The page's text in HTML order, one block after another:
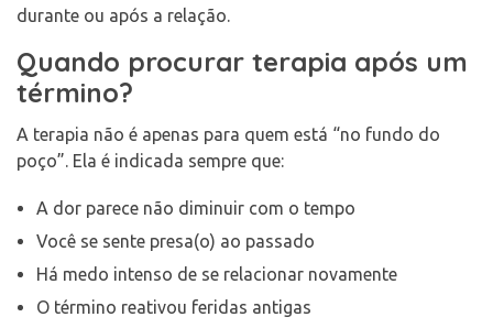
durante ou após a relação.
Quando procurar terapia após um
término?
A terapia não é apenas para quem está “no fundo do
poço”. Ela é indicada sempre que:
A dor parece não diminuir com o tempo
Você se sente presa(o) ao passado
Há medo intenso de se relacionar novamente
O término reativou feridas antigas